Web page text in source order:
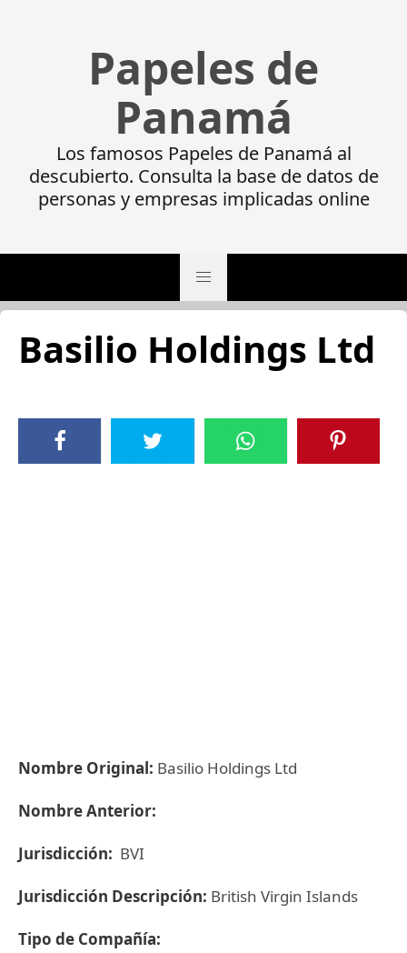
Papeles de
Panamá
Los famosos Papeles de Panamá al
descubierto. Consulta la base de datos de
personas y empresas implicadas online
Basilio Holdings Ltd
Nombre Original: Basilio Holdings Ltd
Nombre Anterior:
Jurisdicción: BVI
Jurisdicción Descripción: British Virgin Islands
Tipo de Compañía: